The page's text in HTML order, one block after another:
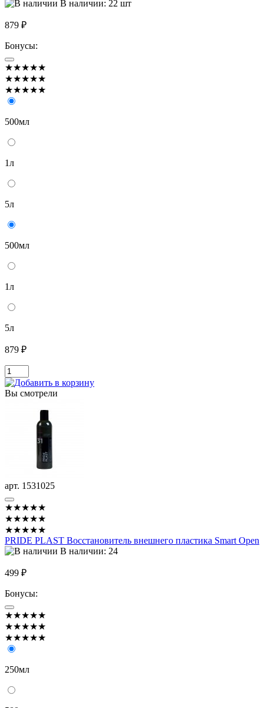
В наличии: 22 шт
879 ₽
Бонусы:
★★★★★
★★★★★
★★★★★
500мл
1л
5л
500мл
1л
5л
879 ₽
Вы смотрели
арт. 1531025
★★★★★
★★★★★
★★★★★
PRIDE PLAST Восстановитель внешнего пластика Smart Open
В наличии: 24
499 ₽
Бонусы:
★★★★★
★★★★★
★★★★★
250мл